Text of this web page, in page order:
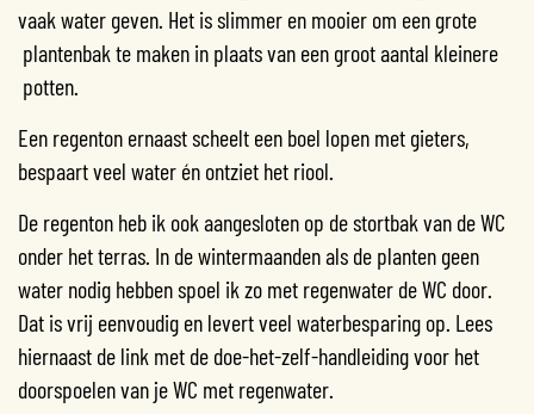
vaak water geven. Het is slimmer en mooier om een grote
plantenbak te maken in plaats van een groot aantal kleinere
potten.
Een regenton ernaast scheelt een boel lopen met gieters,
bespaart veel water én ontziet het riool.
De regenton heb ik ook aangesloten op de stortbak van de WC
onder het terras. In de wintermaanden als de planten geen
water nodig hebben spoel ik zo met regenwater de WC door.
Dat is vrij eenvoudig en levert veel waterbesparing op. Lees
hiernaast de link met de doe-het-zelf-handleiding voor het
doorspoelen van je WC met regenwater.